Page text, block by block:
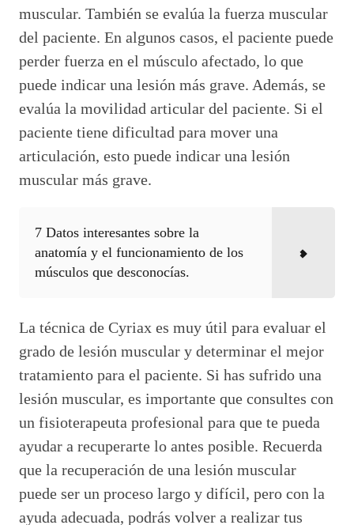
muscular. También se evalúa la fuerza muscular
del paciente. En algunos casos, el paciente puede
perder fuerza en el músculo afectado, lo que
puede indicar una lesión más grave. Además, se
evalúa la movilidad articular del paciente. Si el
paciente tiene dificultad para mover una
articulación, esto puede indicar una lesión
muscular más grave.
7 Datos interesantes sobre la
anatomía y el funcionamiento de los
músculos que desconocías.
La técnica de Cyriax es muy útil para evaluar el
grado de lesión muscular y determinar el mejor
tratamiento para el paciente. Si has sufrido una
lesión muscular, es importante que consultes con
un fisioterapeuta profesional para que te pueda
ayudar a recuperarte lo antes posible. Recuerda
que la recuperación de una lesión muscular
puede ser un proceso largo y difícil, pero con la
ayuda adecuada, podrás volver a realizar tus